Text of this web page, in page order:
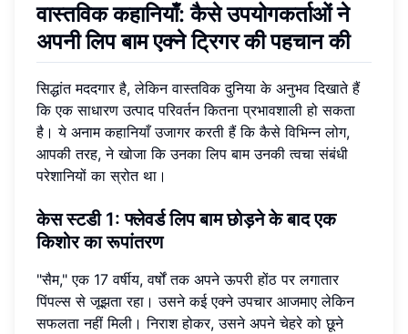
वास्तविक कहानियाँ: कैसे उपयोगकर्ताओं ने
अपनी लिप बाम एक्ने ट्रिगर की पहचान की
सिद्धांत मददगार है, लेकिन वास्तविक दुनिया के अनुभव दिखाते हैं
कि एक साधारण उत्पाद परिवर्तन कितना प्रभावशाली हो सकता
है। ये अनाम कहानियाँ उजागर करती हैं कि कैसे विभिन्न लोग,
आपकी तरह, ने खोजा कि उनका लिप बाम उनकी त्वचा संबंधी
परेशानियों का स्रोत था।
केस स्टडी 1: फ्लेवर्ड लिप बाम छोड़ने के बाद एक
किशोर का रूपांतरण
"सैम," एक 17 वर्षीय, वर्षों तक अपने ऊपरी होंठ पर लगातार
पिंपल्स से जूझता रहा। उसने कई एक्ने उपचार आजमाए लेकिन
सफलता नहीं मिली। निराश होकर, उसने अपने चेहरे को छूने